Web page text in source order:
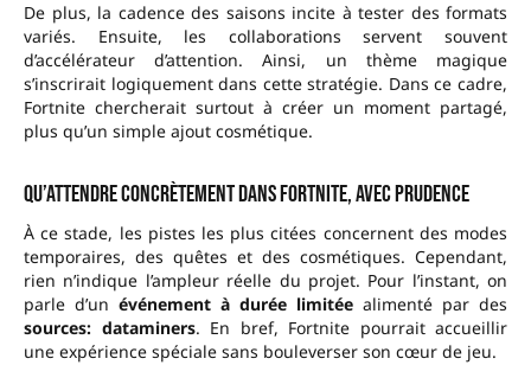
De plus, la cadence des saisons incite à tester des formats
variés. Ensuite, les collaborations servent souvent
d’accélérateur d’attention. Ainsi, un thème magique
s’inscrirait logiquement dans cette stratégie. Dans ce cadre,
Fortnite chercherait surtout à créer un moment partagé,
plus qu’un simple ajout cosmétique.
Qu’attendre concrètement dans Fortnite, avec prudence
À ce stade, les pistes les plus citées concernent des modes
temporaires, des quêtes et des cosmétiques. Cependant,
rien n’indique l’ampleur réelle du projet. Pour l’instant, on
parle d’un événement à durée limitée alimenté par des
sources: dataminers. En bref, Fortnite pourrait accueillir
une expérience spéciale sans bouleverser son cœur de jeu.